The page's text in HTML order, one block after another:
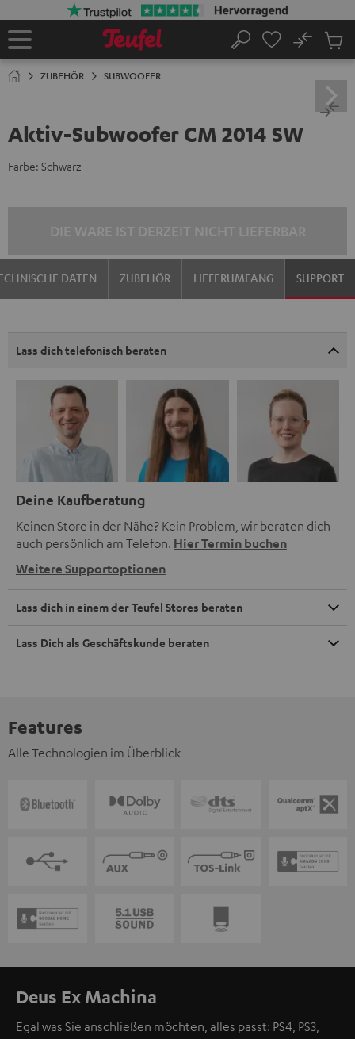
Startseite
Suche
No
ZUBEHÖR SUBWOOFER
Aktiv-Subwoofer CM 2014 SW
Farbe: Schwarz
DATEN ZUBEHÖR LIEFERUMFANG SUPPORT
Lass dich telefonisch beraten
Deine Kaufberatung
Keinen Store in der Nähe? Kein Problem, wir beraten dich
auch persönlich am Telefon. Hier Termin buchen
Weitere Supportoptionen
Lass dich in einem der Teufel Stores beraten
Lass Dich als Geschäftskunde beraten
Features
Alle Technologien im Überblick
Deus Ex Machina
Egal was Sie anschließen möchten, alles passt: PS4, PS3,